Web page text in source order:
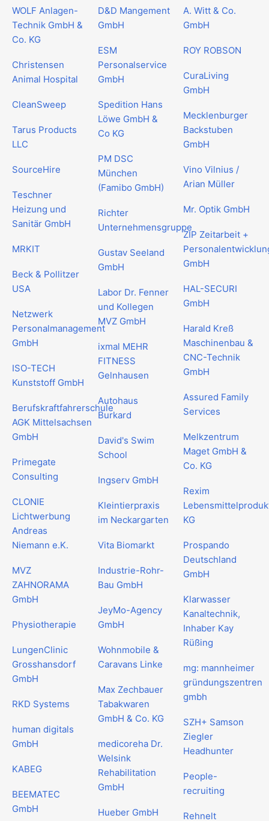
WOLF Anlagen-
Technik GmbH &
Co. KG
Christensen
Animal Hospital
CleanSweep
Tarus Products
LLC
SourceHire
Teschner
Heizung und
Sanitär GmbH
MRKIT
Beck & Pollitzer
USA
Netzwerk
Personalmanagement
GmbH
ISO-TECH
Kunststoff GmbH
Berufskraftfahrerschule
AGK Mittelsachsen
GmbH
Primegate
Consulting
CLONIE
Lichtwerbung
Andreas
Niemann e.K.
MVZ
ZAHNORAMA
GmbH
Physiotherapie
LungenClinic
Grosshansdorf
GmbH
RKD Systems
human digitals
GmbH
KABEG
BEEMATEC
GmbH
D&D Mangement
GmbH
ESM
Personalservice
GmbH
Spedition Hans
Löwe GmbH &
Co KG
PM DSC
München
(Famibo GmbH)
Richter
Unternehmensgruppe
Gustav Seeland
GmbH
Labor Dr. Fenner
und Kollegen
MVZ GmbH
ixmal MEHR
FITNESS
Gelnhausen
Autohaus
Burkard
David's Swim
School
Ingserv GmbH
Kleintierpraxis
im Neckargarten
Vita Biomarkt
Industrie-Rohr-
Bau GmbH
JeyMo-Agency
GmbH
Wohnmobile &
Caravans Linke
Max Zechbauer
Tabakwaren
GmbH & Co. KG
medicoreha Dr.
Welsink
Rehabilitation
GmbH
Hueber GmbH
A. Witt & Co.
GmbH
ROY ROBSON
CuraLiving
GmbH
Mecklenburger
Backstuben
GmbH
Vino Vilnius /
Arian Müller
Mr. Optik GmbH
ZIP Zeitarbeit +
GmbH
HAL-SECURI
GmbH
Harald Kreß
Maschinenbau &
CNC-Technik
GmbH
Assured Family
Services
Melkzentrum
Maget GmbH &
Co. KG
Rexim
KG
Prospando
Deutschland
GmbH
Klarwasser
Kanaltechnik,
Inhaber Kay
Rüßing
mg: mannheimer
gründungszentren
gmbh
SZH+ Samson
Ziegler
Headhunter
People-
recruiting
Rehnelt